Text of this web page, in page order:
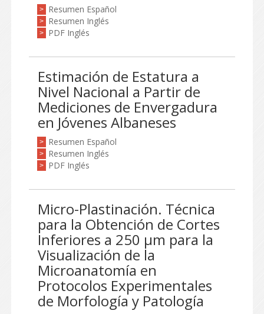
> Resumen Español
> Resumen Inglés
> PDF Inglés
Estimación de Estatura a
Nivel Nacional a Partir de
Mediciones de Envergadura
en Jóvenes Albaneses
> Resumen Español
> Resumen Inglés
> PDF Inglés
Micro-Plastinación. Técnica
para la Obtención de Cortes
Inferiores a 250 μm para la
Visualización de la
Microanatomía en
Protocolos Experimentales
de Morfología y Patología